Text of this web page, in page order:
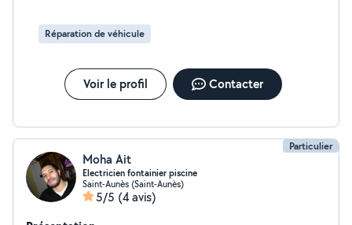
Réparation de véhicule
Voir le profil Contacter
Particulier
Moha Ait
Electricien fontainier piscine
Saint-Aunès (Saint-Aunès)
5/5 (4 avis)